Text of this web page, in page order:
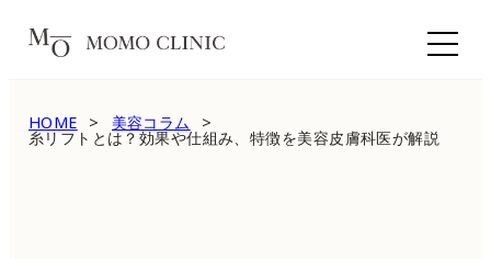
HOME 美容コラム
糸リフトとは？効果や仕組み、特徴を美容皮膚科医が解説